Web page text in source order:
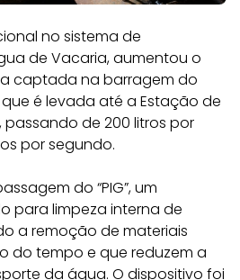
no sistema de
de Vacaria, aumentou o
captada na barragem do
é levada até a Estação de
de 200 litros por
por segundo.
do “PIG”, um
para limpeza interna de
a remoção de materiais
do tempo e que reduzem a
da água. O dispositivo foi